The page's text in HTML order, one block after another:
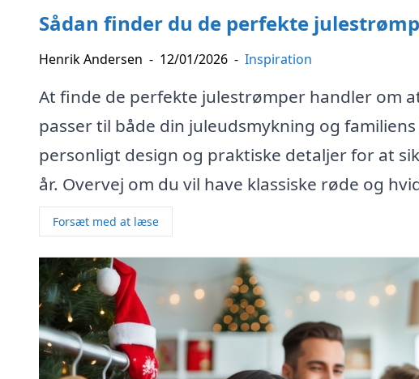
Sådan finder du de perfekte
Henrik Andersen - 12/01/2026 - Inspiration
At finde de perfekte julestrømper handler om
passer til både din juleudsmykning og
personligt design og praktiske detaljer for at
år. Overvej om du vil have klassiske røde og
Forsæt med at læse